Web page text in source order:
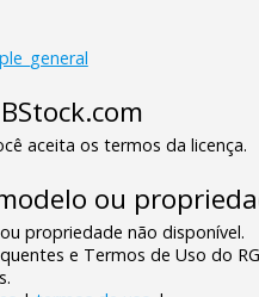
aceita os termos da licença.
ou
propriedade não disponível.
e Termos de Uso do